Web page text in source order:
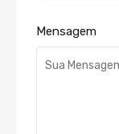
Mensagem